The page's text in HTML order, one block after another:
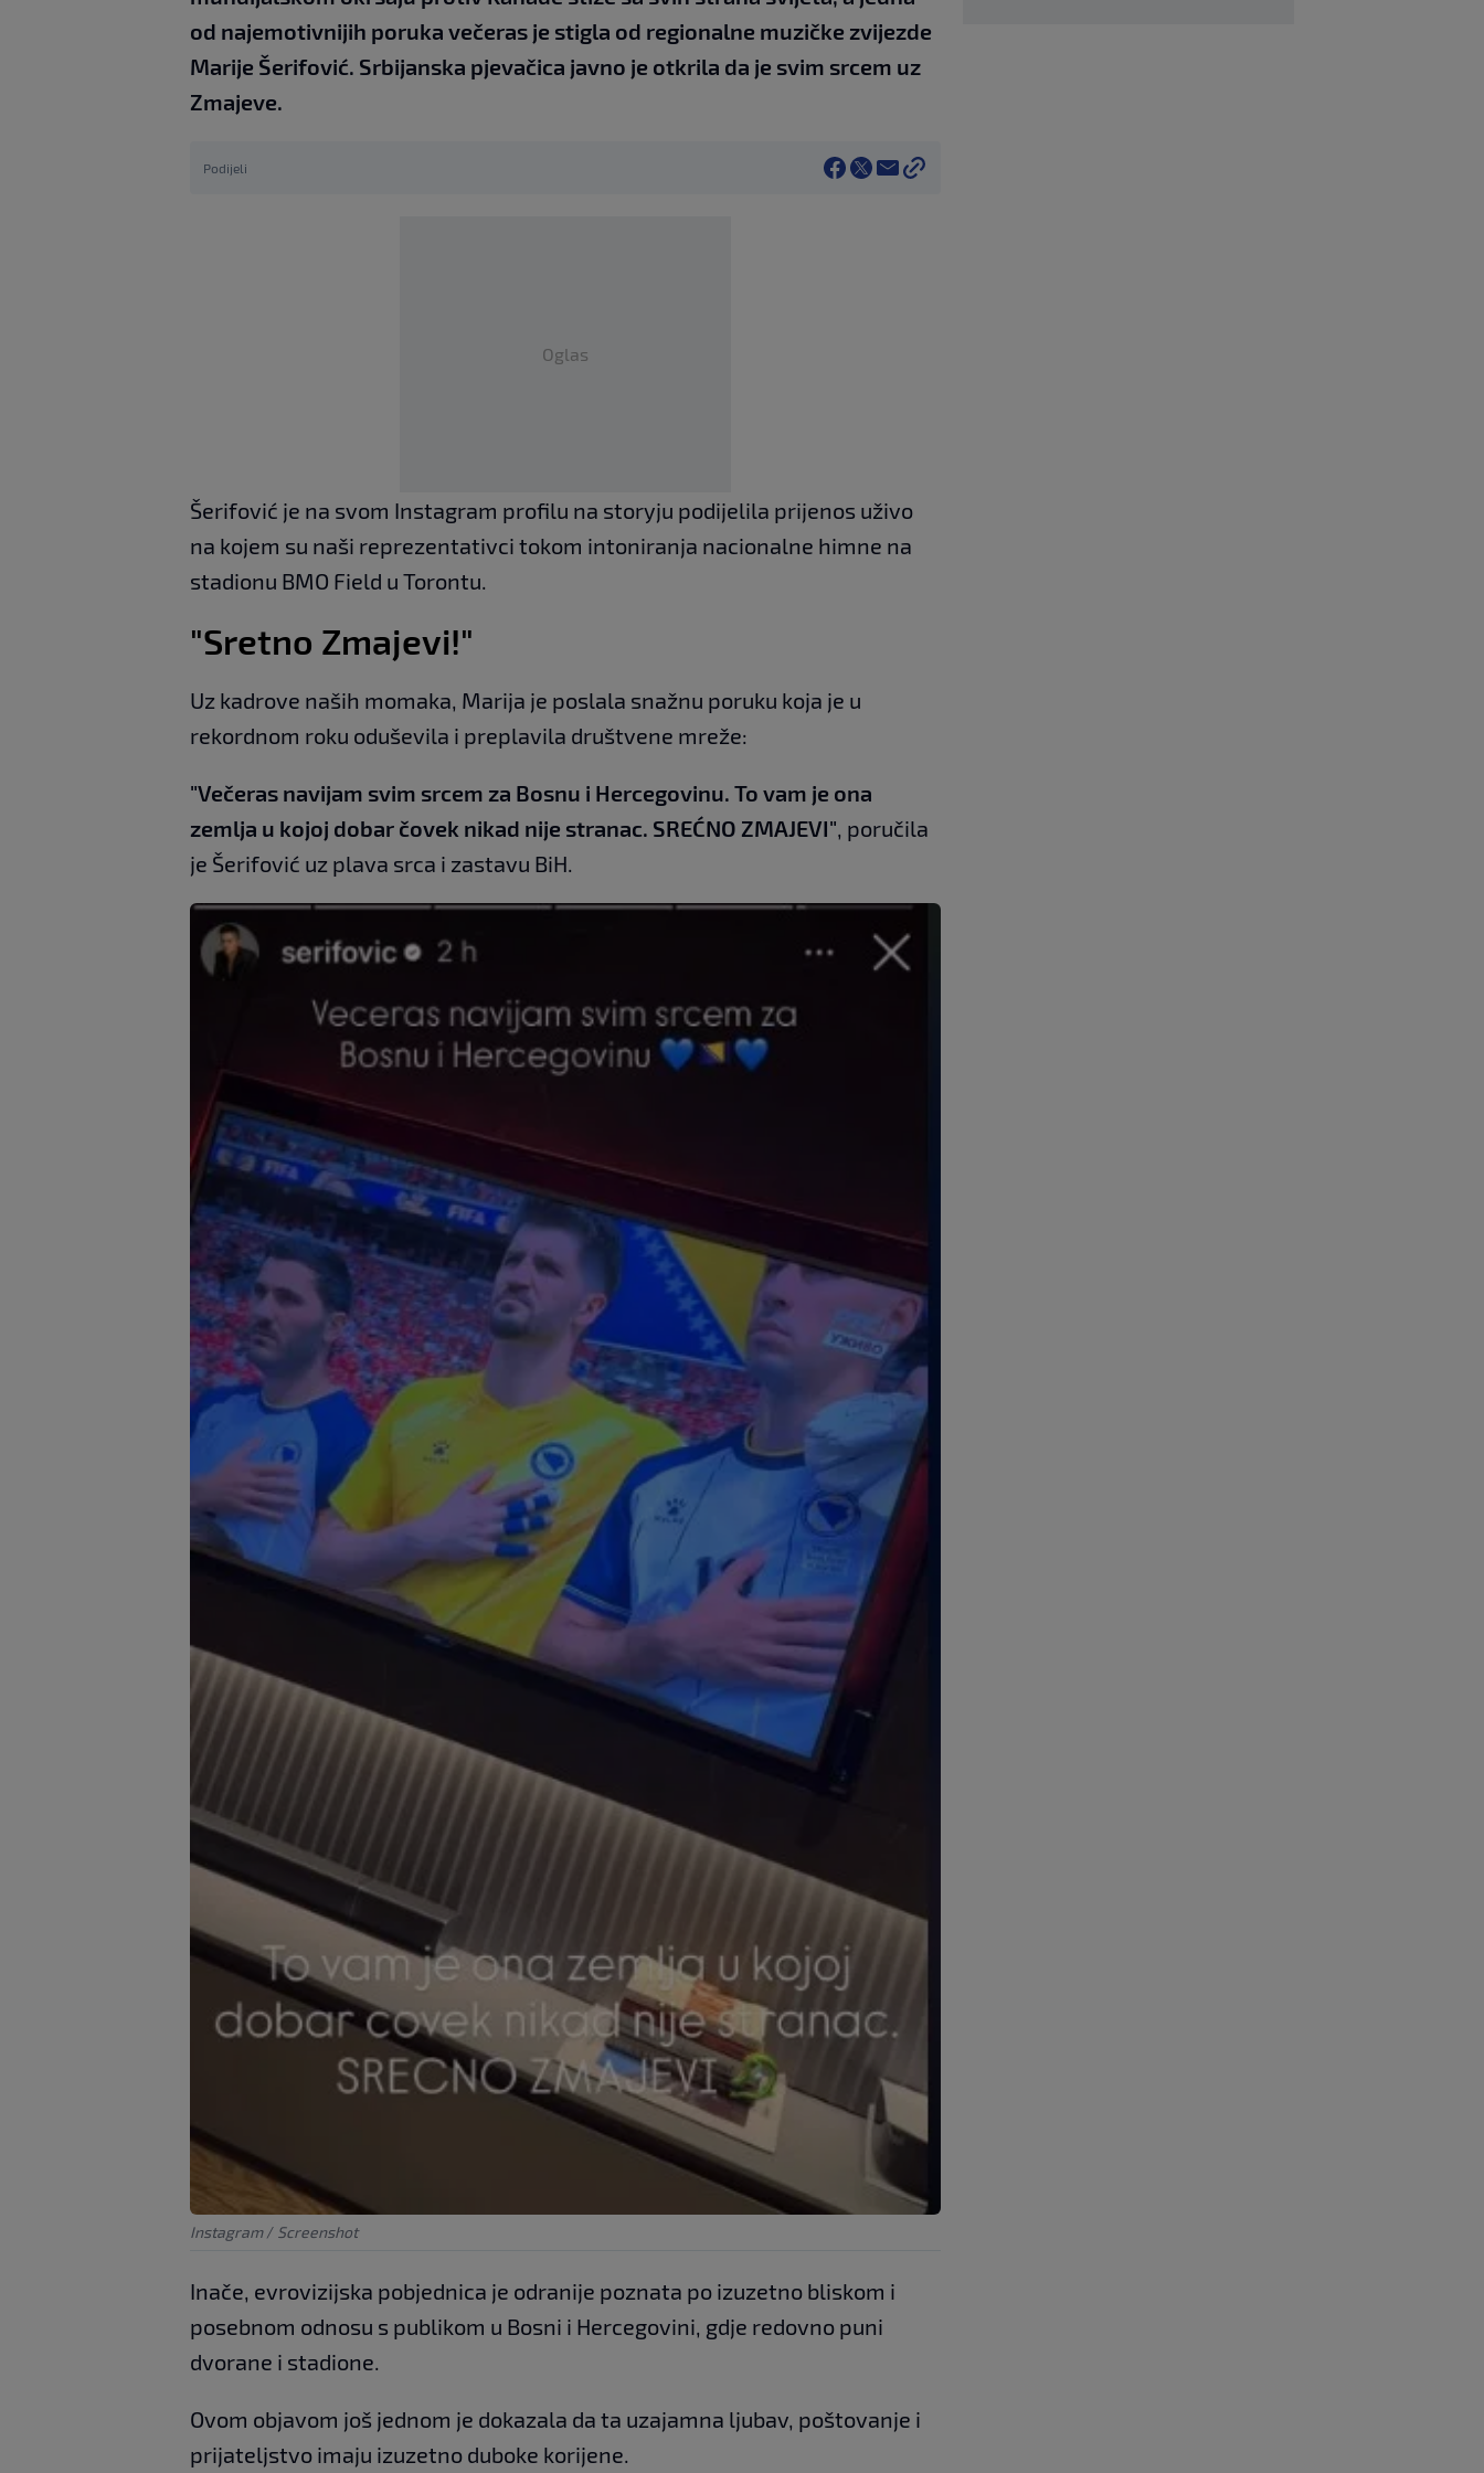
od najemotivnijih poruka večeras je stigla od regionalne muzičke zvijezde
Marije Šerifović. Srbijanska pjevačica javno je otkrila da je svim srcem uz
Zmajeve.
Podijeli
Oglas
Šerifović je na svom Instagram profilu na storyju podijelila prijenos uživo
na kojem su naši reprezentativci tokom intoniranja nacionalne himne na
stadionu BMO Field u Torontu.
"Sretno Zmajevi!"
Uz kadrove naših momaka, Marija je poslala snažnu poruku koja je u
rekordnom roku oduševila i preplavila društvene mreže:
"Večeras navijam svim srcem za Bosnu i Hercegovinu. To vam je ona
zemlja u kojoj dobar čovek nikad nije stranac. SREĆNO ZMAJEVI", poručila
je Šerifović uz plava srca i zastavu BiH.
Instagram / Screenshot
Inače, evrovizijska pobjednica je odranije poznata po izuzetno bliskom i
posebnom odnosu s publikom u Bosni i Hercegovini, gdje redovno puni
dvorane i stadione.
Ovom objavom još jednom je dokazala da ta uzajamna ljubav, poštovanje i
prijateljstvo imaju izuzetno duboke korijene.